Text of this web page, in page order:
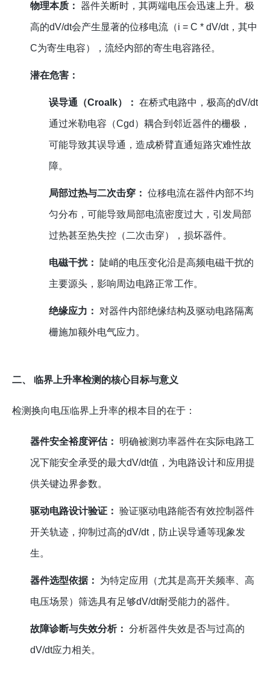
物理本质： 器件关断时，其两端电压会迅速上升。极
高的dV/dt会产生显著的位移电流（i = C * dV/dt，其中
C为寄生电容），流经内部的寄生电容路径。
潜在危害：
误导通（Croalk）： 在桥式电路中，极高的dV/dt
通过米勒电容（Cgd）耦合到邻近器件的栅极，
可能导致其误导通，造成桥臂直通短路灾难性故
障。
局部过热与二次击穿： 位移电流在器件内部不均
匀分布，可能导致局部电流密度过大，引发局部
过热甚至热失控（二次击穿），损坏器件。
电磁干扰： 陡峭的电压变化沿是高频电磁干扰的
主要源头，影响周边电路正常工作。
绝缘应力： 对器件内部绝缘结构及驱动电路隔离
栅施加额外电气应力。
二、 临界上升率检测的核心目标与意义
检测换向电压临界上升率的根本目的在于：
器件安全裕度评估： 明确被测功率器件在实际电路工
况下能安全承受的最大dV/dt值，为电路设计和应用提
供关键边界参数。
驱动电路设计验证： 验证驱动电路能否有效控制器件
开关轨迹，抑制过高的dV/dt，防止误导通等现象发
生。
器件选型依据： 为特定应用（尤其是高开关频率、高
电压场景）筛选具有足够dV/dt耐受能力的器件。
故障诊断与失效分析： 分析器件失效是否与过高的
dV/dt应力相关。